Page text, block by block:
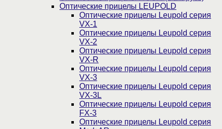
Оптические прицелы LEUPOLD
Оптические прицелы Leupold серия
VX-1
Оптические прицелы Leupold серия
VX-2
Оптические прицелы Leupold серия
VX-R
Оптические прицелы Leupold серия
VX-3
Оптические прицелы Leupold серия
VX-3L
Оптические прицелы Leupold серия
FX-3
Оптические прицелы Leupold серия